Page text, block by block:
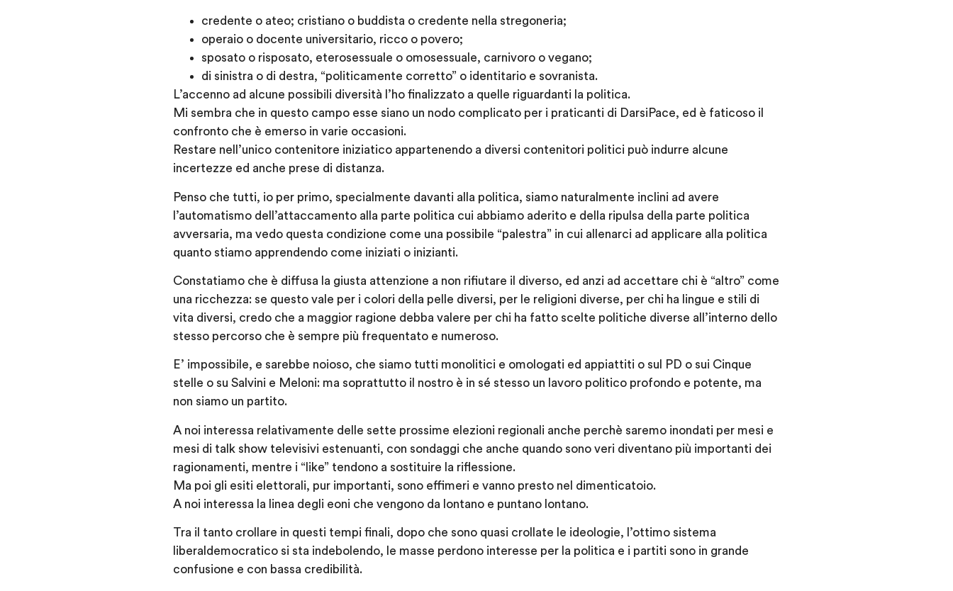
credente o ateo; cristiano o buddista o credente nella stregoneria;
operaio o docente universitario, ricco o povero;
sposato o risposato, eterosessuale o omosessuale, carnivoro o vegano;
di sinistra o di destra, “politicamente corretto” o identitario e sovranista.
L’accenno ad alcune possibili diversità l’ho finalizzato a quelle riguardanti la politica.
Mi sembra che in questo campo esse siano un nodo complicato per i praticanti di DarsiPace, ed è faticoso il
confronto che è emerso in varie occasioni.
Restare nell’unico contenitore iniziatico appartenendo a diversi contenitori politici può indurre alcune
incertezze ed anche prese di distanza.
Penso che tutti, io per primo, specialmente davanti alla politica, siamo naturalmente inclini ad avere
l’automatismo dell’attaccamento alla parte politica cui abbiamo aderito e della ripulsa della parte politica
avversaria, ma vedo questa condizione come una possibile “palestra” in cui allenarci ad applicare alla politica
quanto stiamo apprendendo come iniziati o inizianti.
Constatiamo che è diffusa la giusta attenzione a non rifiutare il diverso, ed anzi ad accettare chi è “altro” come
una ricchezza: se questo vale per i colori della pelle diversi, per le religioni diverse, per chi ha lingue e stili di
vita diversi, credo che a maggior ragione debba valere per chi ha fatto scelte politiche diverse all’interno dello
stesso percorso che è sempre più frequentato e numeroso.
E’ impossibile, e sarebbe noioso, che siamo tutti monolitici e omologati ed appiattiti o sul PD o sui Cinque
stelle o su Salvini e Meloni: ma soprattutto il nostro è in sé stesso un lavoro politico profondo e potente, ma
non siamo un partito.
A noi interessa relativamente delle sette prossime elezioni regionali anche perchè saremo inondati per mesi e
mesi di talk show televisivi estenuanti, con sondaggi che anche quando sono veri diventano più importanti dei
ragionamenti, mentre i “like” tendono a sostituire la riflessione.
Ma poi gli esiti elettorali, pur importanti, sono effimeri e vanno presto nel dimenticatoio.
A noi interessa la linea degli eoni che vengono da lontano e puntano lontano.
Tra il tanto crollare in questi tempi finali, dopo che sono quasi crollate le ideologie, l’ottimo sistema
liberaldemocratico si sta indebolendo, le masse perdono interesse per la politica e i partiti sono in grande
confusione e con bassa credibilità.